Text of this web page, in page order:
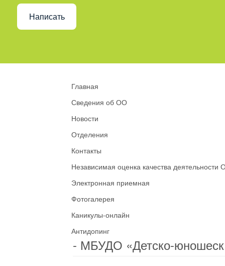
Написать
Главная
Сведения об ОО
Новости
Отделения
Контакты
Независимая оценка качества деятельности
Электронная приемная
Фотогалерея
Каникулы-онлайн
Антидопинг
- МБУДО «Детско-